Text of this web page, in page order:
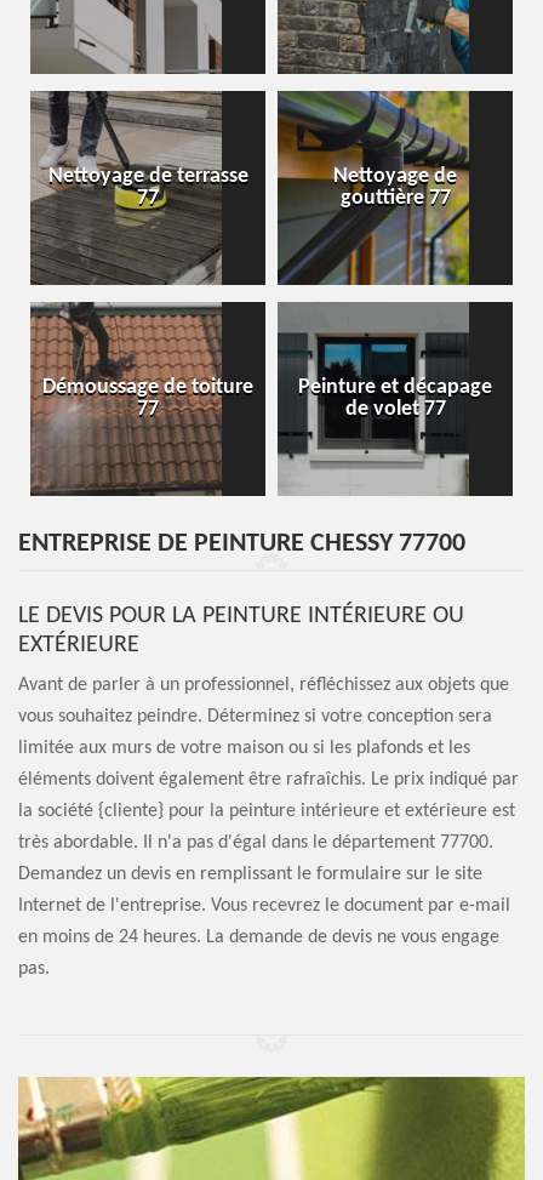
Nettoyage de terrasse
77
Nettoyage de
gouttière 77
Démoussage de toiture
77
Peinture et décapage
de volet 77
ENTREPRISE DE PEINTURE CHESSY 77700
LE DEVIS POUR LA PEINTURE INTÉRIEURE OU
EXTÉRIEURE
Avant de parler à un professionnel, réfléchissez aux objets que
vous souhaitez peindre. Déterminez si votre conception sera
limitée aux murs de votre maison ou si les plafonds et les
éléments doivent également être rafraîchis. Le prix indiqué par
la société {cliente} pour la peinture intérieure et extérieure est
très abordable. Il n'a pas d'égal dans le département 77700.
Demandez un devis en remplissant le formulaire sur le site
Internet de l'entreprise. Vous recevrez le document par e-mail
en moins de 24 heures. La demande de devis ne vous engage
pas.